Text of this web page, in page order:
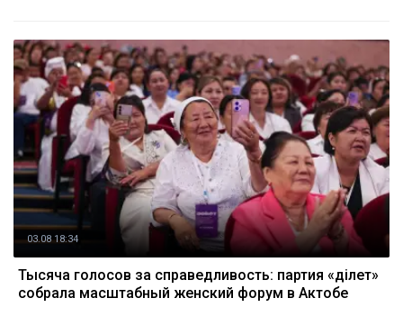
03.08 18:34
Тысяча голосов за справедливость: партия «Әділет»
собрала масштабный женский форум в Актобе